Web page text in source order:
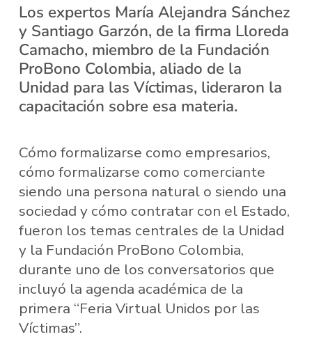
Los expertos María Alejandra Sánchez
y Santiago Garzón, de la firma Lloreda
Camacho, miembro de la Fundación
ProBono Colombia, aliado de la
Unidad para las Víctimas, lideraron la
capacitación sobre esa materia.
Cómo formalizarse como empresarios,
cómo formalizarse como comerciante
siendo una persona natural o siendo una
sociedad y cómo contratar con el Estado,
fueron los temas centrales de la Unidad
y la Fundación ProBono Colombia,
durante uno de los conversatorios que
incluyó la agenda académica de la
primera “Feria Virtual Unidos por las
Víctimas”.